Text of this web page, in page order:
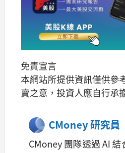
免責宣言
本網站所提供資訊僅供參
賣之意，投資人應自行承
CMoney 研究員
CMoney 團隊透過 AI